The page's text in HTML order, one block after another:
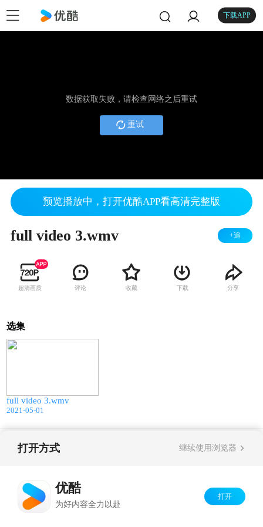
下载APP
数据获取失败，请检查网络之后重试
重试
预览播放中，打开优酷APP看高清完整版
full video 3.wmv +追
超清画质 评论 收藏 下载 分享
选集
full video 3.wmv
2021-05-01
版权所有
打开方式 继续使用浏览器
优酷
为好内容全力以赴
打开